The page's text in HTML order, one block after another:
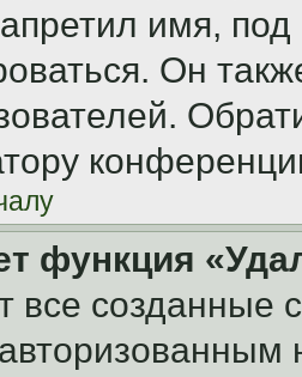
имя,
Он
функция
все созданные